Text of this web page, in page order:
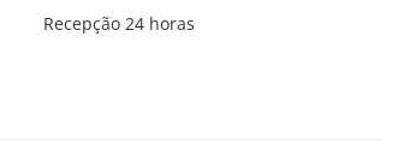
Recepção 24 horas